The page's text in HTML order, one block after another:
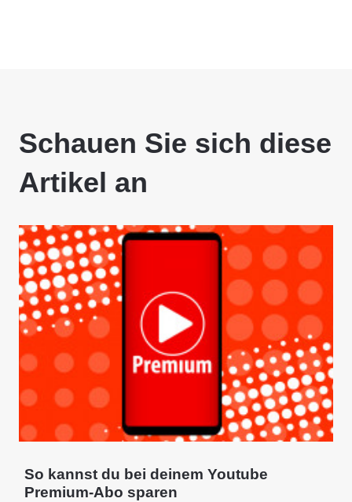
Schauen Sie sich diese
Artikel an
So kannst du bei deinem Youtube
Premium-Abo sparen